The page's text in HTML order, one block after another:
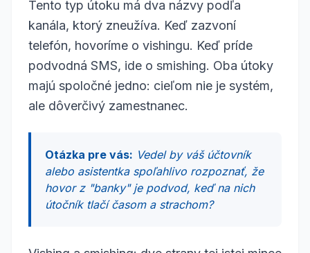
Tento typ útoku má dva názvy podľa
kanála, ktorý zneužíva. Keď zazvoní
telefón, hovoríme o vishingu. Keď príde
podvodná SMS, ide o smishing. Oba útoky
majú spoločné jedno: cieľom nie je systém,
ale dôverčivý zamestnanec.
Otázka pre vás: Vedel by váš účtovník
alebo asistentka spoľahlivo rozpoznať, že
hovor z "banky" je podvod, keď na nich
útočník tlačí časom a strachom?